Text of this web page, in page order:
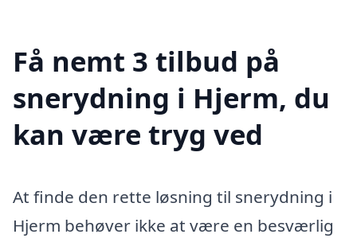
Få nemt 3 tilbud på
snerydning i Hjerm, du
kan være tryg ved
At finde den rette løsning til snerydning i
Hjerm behøver ikke at være en besværlig